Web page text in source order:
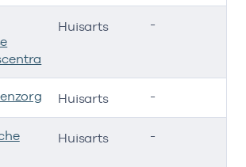
Huisarts -
Huisarts -
Huisarts -